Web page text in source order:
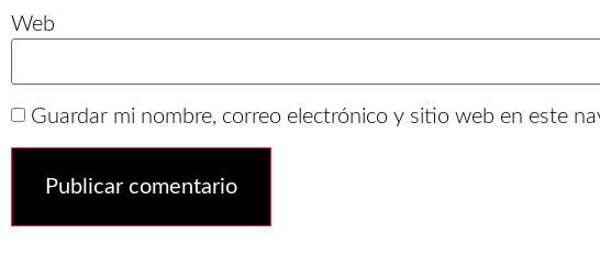
Web
Guardar mi nombre, correo electrónico y sitio web en este